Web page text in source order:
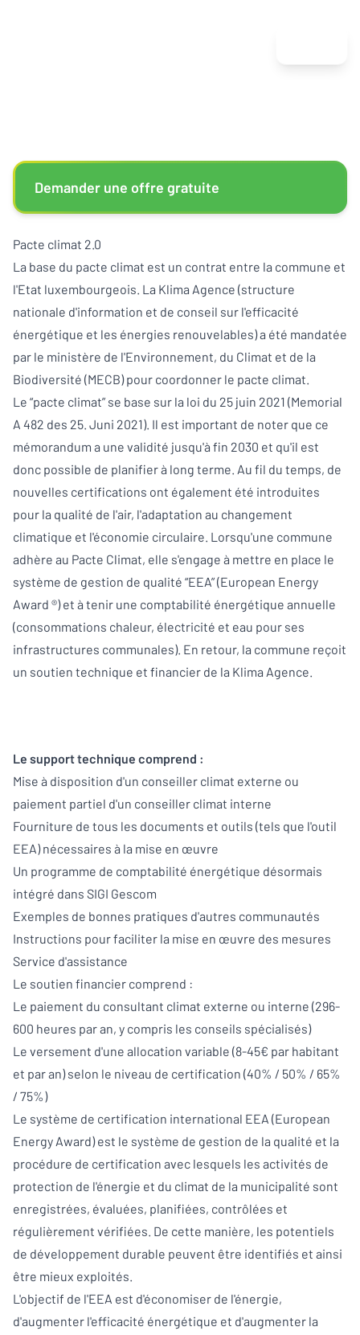
Pacte climat 2.0
La base du pacte climat est un contrat entre la commune et
l'Etat luxembourgeois. La Klima Agence (structure
nationale d'information et de conseil sur l'efficacité
énergétique et les énergies renouvelables) a été mandatée
par le ministère de l'Environnement, du Climat et de la
Biodiversité (MECB) pour coordonner le pacte climat.
Le “pacte climat” se base sur la loi du 25 juin 2021 (Memorial
A 482 des 25. Juni 2021). Il est important de noter que ce
mémorandum a une validité jusqu'à fin 2030 et qu'il est
donc possible de planifier à long terme. Au fil du temps, de
nouvelles certifications ont également été introduites
pour la qualité de l'air, l'adaptation au changement
climatique et l'économie circulaire. Lorsqu'une commune
adhère au Pacte Climat, elle s'engage à mettre en place le
système de gestion de qualité “EEA” (European Energy
Award ®) et à tenir une comptabilité énergétique annuelle
(consommations chaleur, électricité et eau pour ses
infrastructures communales). En retour, la commune reçoit
un soutien technique et financier de la Klima Agence.
Le support technique comprend :
Mise à disposition d'un conseiller climat externe ou
paiement partiel d'un conseiller climat interne
Fourniture de tous les documents et outils (tels que l'outil
EEA) nécessaires à la mise en œuvre
Un programme de comptabilité énergétique désormais
intégré dans SIGI Gescom
Exemples de bonnes pratiques d'autres communautés
Instructions pour faciliter la mise en œuvre des mesures
Service d'assistance
Le soutien financier comprend :
Le paiement du consultant climat externe ou interne (296-
600 heures par an, y compris les conseils spécialisés)
Le versement d'une allocation variable (8-45€ par habitant
et par an) selon le niveau de certification (40% / 50% / 65%
/ 75%)
Le système de certification international EEA (European
Energy Award) est le système de gestion de la qualité et la
procédure de certification avec lesquels les activités de
protection de l'énergie et du climat de la municipalité sont
enregistrées, évaluées, planifiées, contrôlées et
régulièrement vérifiées. De cette manière, les potentiels
de développement durable peuvent être identifiés et ainsi
être mieux exploités.
L'objectif de l'EEA est d'économiser de l'énergie,
d'augmenter l'efficacité énergétique et d'augmenter la
Demander une offre gratuite